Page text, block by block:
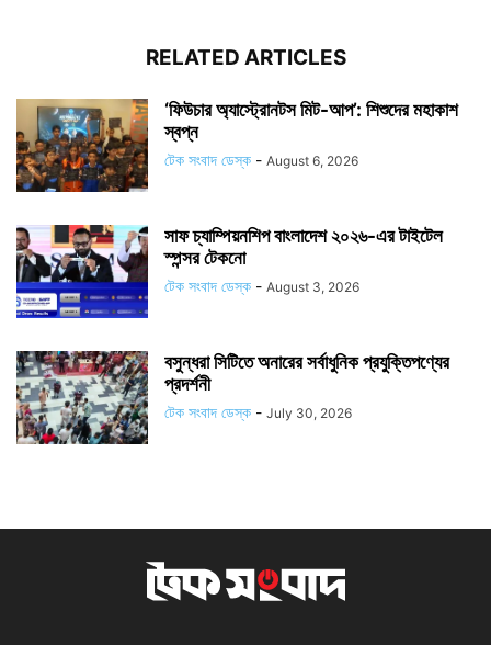
RELATED ARTICLES
‘ফিউচার অ্যাস্ট্রোনটস মিট-আপ’: শিশুদের মহাকাশ
স্বপ্ন
টেক সংবাদ ডেস্ক - August 6, 2026
সাফ চ্যাম্পিয়নশিপ বাংলাদেশ ২০২৬-এর টাইটেল
স্পন্সর টেকনো
টেক সংবাদ ডেস্ক - August 3, 2026
বসুন্ধরা সিটিতে অনারের সর্বাধুনিক প্রযুক্তিপণ্যের
প্রদর্শনী
টেক সংবাদ ডেস্ক - July 30, 2026